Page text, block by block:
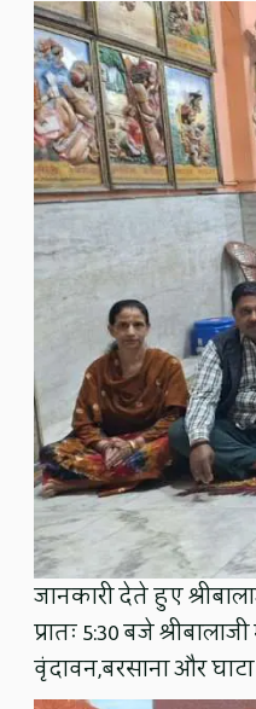
जानकारी देते हुए
प्रातः 5:30 बजे
वृंदावन,बरसाना और